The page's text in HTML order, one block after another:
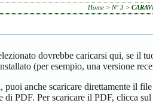
Home> N° 3 >
dovrebbe caricarsi qui, se il
(per esempio, una versione
puoi anche scaricare direttamente il
di PDF. Per scaricare il PDF, clicca